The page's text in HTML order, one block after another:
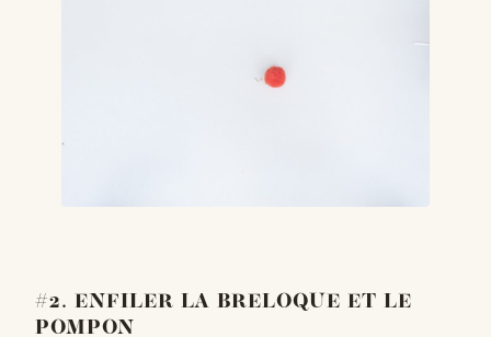
#2. ENFILER LA BRELOQUE ET LE
POMPON